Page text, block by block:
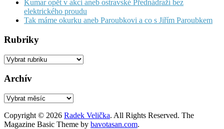
Kumar opět v akci aneb ostravské Přednádraží bez
elektrického proudu
Tak máme okurku aneb Paroubkovi a co s Jiřím Paroubkem
Rubriky
Rubriky
Archív
Archív
Copyright © 2026 Radek Velička. All Rights Reserved. The
Magazine Basic Theme by bavotasan.com.